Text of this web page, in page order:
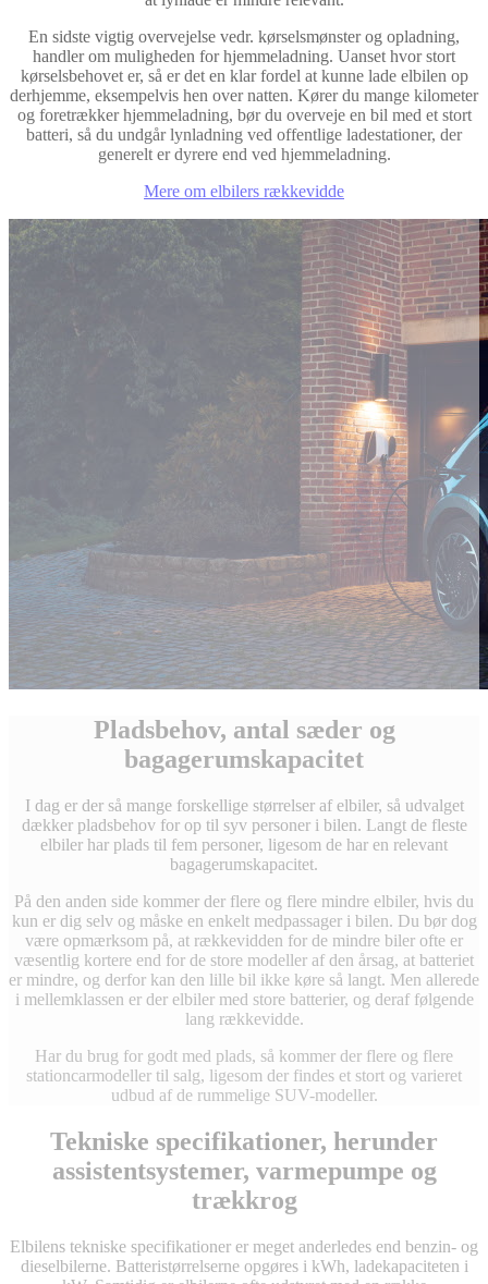
En sidste vigtig overvejelse vedr. kørselsmønster og opladning,
handler om muligheden for hjemmeladning. Uanset hvor stort
kørselsbehovet er, så er det en klar fordel at kunne lade elbilen op
derhjemme, eksempelvis hen over natten. Kører du mange kilometer
og foretrækker hjemmeladning, bør du overveje en bil med et stort
batteri, så du undgår lynladning ved offentlige ladestationer, der
generelt er dyrere end ved hjemmeladning.
Mere om elbilers rækkevidde
Pladsbehov, antal sæder og
bagagerumskapacitet
I dag er der så mange forskellige størrelser af elbiler, så udvalget
dækker pladsbehov for op til syv personer i bilen. Langt de fleste
elbiler har plads til fem personer, ligesom de har en relevant
bagagerumskapacitet.
På den anden side kommer der flere og flere mindre elbiler, hvis du
kun er dig selv og måske en enkelt medpassager i bilen. Du bør dog
være opmærksom på, at rækkevidden for de mindre biler ofte er
væsentlig kortere end for de store modeller af den årsag, at batteriet
er mindre, og derfor kan den lille bil ikke køre så langt. Men allerede
i mellemklassen er der elbiler med store batterier, og deraf følgende
lang rækkevidde.
Har du brug for godt med plads, så kommer der flere og flere
stationcarmodeller til salg, ligesom der findes et stort og varieret
udbud af de rummelige SUV-modeller.
Tekniske specifikationer, herunder
assistentsystemer, varmepumpe og
trækkrog
Elbilens tekniske specifikationer er meget anderledes end benzin- og
dieselbilerne. Batteristørrelserne opgøres i kWh, ladekapaciteten i